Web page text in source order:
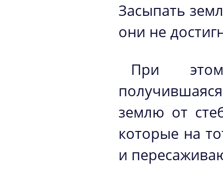
Засыпать
они не
При
землю от
которые на
и